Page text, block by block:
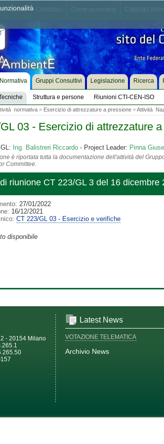
siamo
Struttura e persone Riunioni CTI-CEN-ISO
Gruppi Consultivi Legislazione Ricerca
normativa» Esercizio di attrezzature a pressione»Attività
03 - Esercizio di attrezzature
Ing. Balistreri Riccardo- Project Leader: Pinna
è riportata tutta la documentazione dell'attività del
Committee.
riunione CT 223/GL 3 del 16 dicembre
27/01/2022
16/12/2021
CT 223/GL 03 - Esercizio e verifiche
disponibile
- 20154 Milano
Latest News
VOTAZIONE TELEMATICA
Archivio News